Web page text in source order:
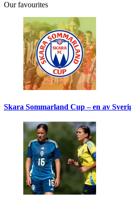
Our favourites
Skara Sommarland Cup – en av